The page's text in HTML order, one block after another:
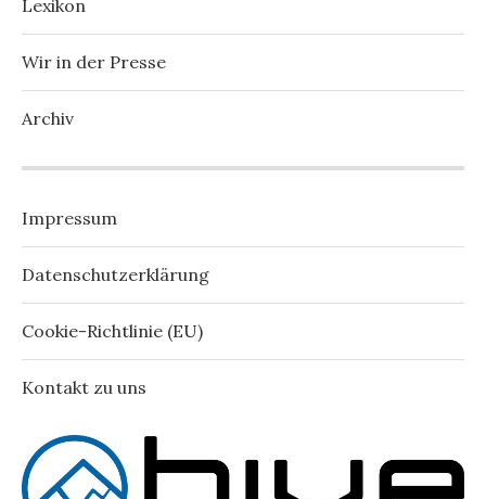
Lexikon
Wir in der Presse
Archiv
Impressum
Datenschutzerklärung
Cookie-Richtlinie (EU)
Kontakt zu uns